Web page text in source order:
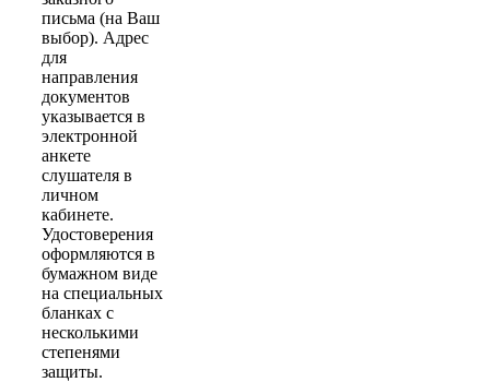
письма (на Ваш
выбор). Адрес
для
направления
документов
указывается в
электронной
анкете
слушателя в
личном
кабинете.
Удостоверения
оформляются в
бумажном виде
на специальных
бланках с
несколькими
степенями
защиты.